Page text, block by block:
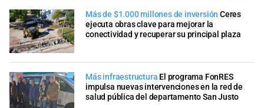
Más de $1.000 millones de inversión Ceres
ejecuta obras clave para mejorar la
conectividad y recuperar su principal plaza
Más infraestructura El programa FonRES
impulsa nuevas intervenciones en la red de
salud pública del departamento San Justo